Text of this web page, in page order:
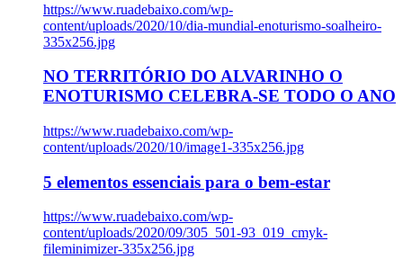
https://www.ruadebaixo.com/wp-
content/uploads/2020/10/dia-mundial-enoturismo-soalheiro-
335x256.jpg
NO TERRITÓRIO DO ALVARINHO O
ENOTURISMO CELEBRA-SE TODO O ANO
https://www.ruadebaixo.com/wp-
content/uploads/2020/10/image1-335x256.jpg
5 elementos essenciais para o bem-estar
https://www.ruadebaixo.com/wp-
content/uploads/2020/09/305_501-93_019_cmyk-
fileminimizer-335x256.jpg